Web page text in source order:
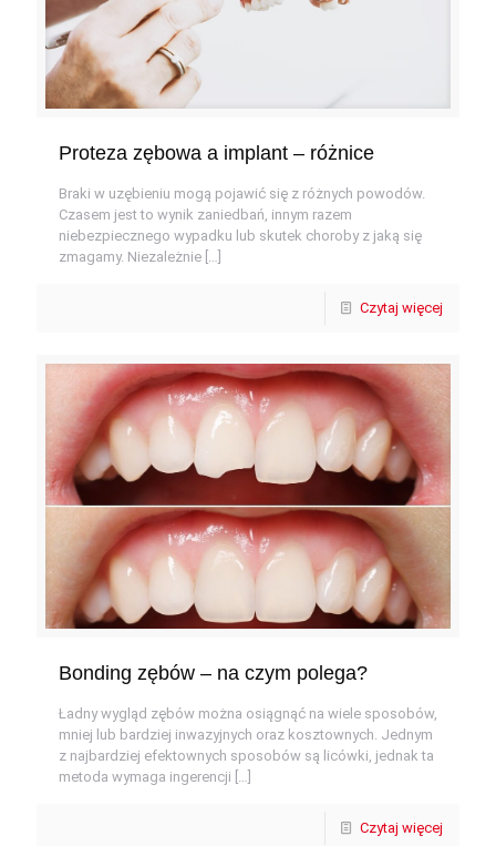
Proteza zębowa a implant – różnice
Braki w uzębieniu mogą pojawić się z różnych powodów.
Czasem jest to wynik zaniedbań, innym razem
niebezpiecznego wypadku lub skutek choroby z jaką się
zmagamy. Niezależnie […]
Czytaj więcej
Bonding zębów – na czym polega?
Ładny wygląd zębów można osiągnąć na wiele sposobów,
mniej lub bardziej inwazyjnych oraz kosztownych. Jednym
z najbardziej efektownych sposobów są licówki, jednak ta
metoda wymaga ingerencji
Czytaj więcej